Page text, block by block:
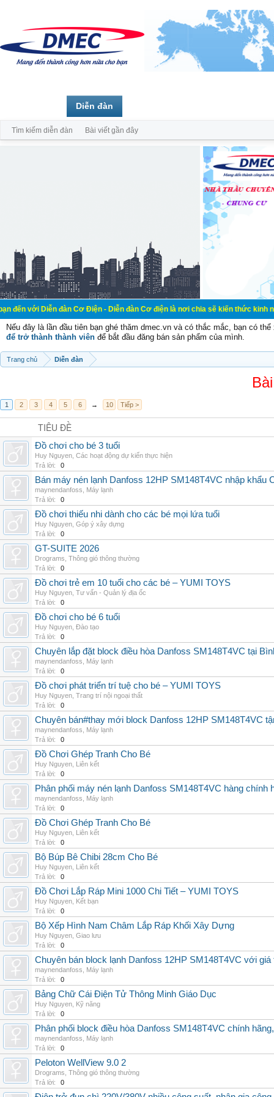
đàn Cơ Điện - Diễn đàn Cơ điện là nơi chia sẽ kiến thức kinh nghiệm
Nếu đây là lần đầu tiên bạn ghé thăm dmec.vn và có thắc mắc, bạn có
để trở thành thành viên để bắt đầu đăng bán sản phẩm của mình.
Trang chủ Diễn đàn
1 2 3 4 5 6 → 10 Tiếp >
TIÊU ĐỀ
Đồ chơi cho bé 3 tuổi
Huy Nguyen Các hoạt động dự kiến thực hiện
Trả lời:
0
Bán máy nén lạnh Danfoss 12HP SM148T4VC nhập khẩu
maynendanfoss
Máy lạnh
Trả lời:
0
Đồ chơi thiếu nhi dành cho các bé mọi lứa tuổi
Huy Nguyen Góp ý xây dựng
Trả lời:
0
GT-SUITE 2026
Drograms Thông gió thông thường
Trả lời:
0
Đồ chơi trẻ em 10 tuổi cho các bé – YUMI TOYS
Huy Nguyen Tư vấn - Quản lý địa ốc
Trả lời:
0
Đồ chơi cho bé 6 tuổi
Huy Nguyen Đào tạo
Trả lời:
0
Chuyên lắp đặt block điều hòa Danfoss SM148T4VC tại
maynendanfoss
Máy lạnh
Trả lời:
0
Đồ chơi phát triển trí tuệ cho bé – YUMI TOYS
Huy Nguyen Trang trí nội ngoại thất
Trả lời:
0
Chuyên bán#thay mới block Danfoss 12HP SM148T4VC
maynendanfoss
Máy lạnh
Trả lời:
0
Đồ Chơi Ghép Tranh Cho Bé
Huy Nguyen Liên kết
Trả lời:
0
Phân phối máy nén lạnh Danfoss SM148T4VC hàng chính
maynendanfoss
Máy lạnh
Trả lời:
0
Đồ Chơi Ghép Tranh Cho Bé
Huy Nguyen Liên kết
Trả lời:
0
Bộ Búp Bê Chibi 28cm Cho Bé
Huy Nguyen Liên kết
Trả lời:
0
Đồ Chơi Lắp Ráp Mini 1000 Chi Tiết – YUMI TOYS
Huy Nguyen Kết bạn
Trả lời:
0
Bộ Xếp Hình Nam Châm Lắp Ráp Khối Xây Dựng
Huy Nguyen Giao lưu
Trả lời:
0
Chuyên bán block lạnh Danfoss 12HP SM148T4VC với
maynendanfoss
Máy lạnh
Trả lời:
0
Bảng Chữ Cái Điện Tử Thông Minh Giáo Dục
Huy Nguyen Kỹ năng
Trả lời:
0
Phân phối block điều hòa Danfoss SM148T4VC chính
maynendanfoss
Máy lạnh
Trả lời:
0
Peloton WellView 9.0 2
Drograms Thông gió thông thường
Trả lời:
0
Diễn đàn
Tìm kiếm diễn đàn Bài viết gần đây